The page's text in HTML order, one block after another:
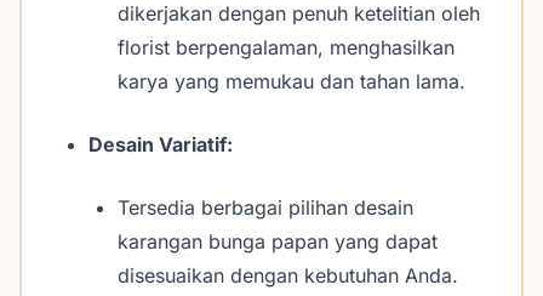
dikerjakan dengan penuh ketelitian oleh
florist berpengalaman, menghasilkan
karya yang memukau dan tahan lama.
Desain Variatif:
Tersedia berbagai pilihan desain
karangan bunga papan yang dapat
disesuaikan dengan kebutuhan Anda.